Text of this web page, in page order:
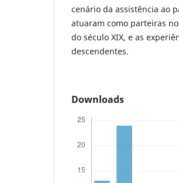
cenário da assistência ao
atuaram como parteiras
do século XIX, e as
descendentes.
Downloads